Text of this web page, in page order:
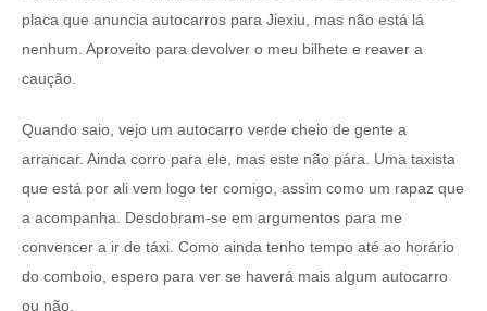
placa que anuncia autocarros para Jiexiu, mas não está lá
nenhum. Aproveito para devolver o meu bilhete e reaver a
caução.
Quando saio, vejo um autocarro verde cheio de gente a
arrancar. Ainda corro para ele, mas este não pára. Uma taxista
que está por ali vem logo ter comigo, assim como um rapaz que
a acompanha. Desdobram-se em argumentos para me
convencer a ir de táxi. Como ainda tenho tempo até ao horário
do comboio, espero para ver se haverá mais algum autocarro
ou não.